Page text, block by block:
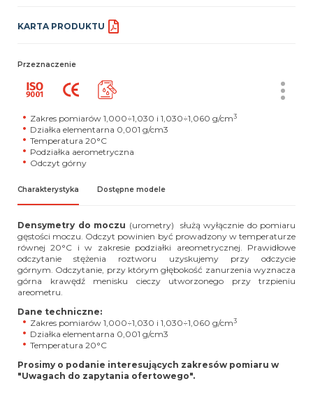
KARTA PRODUKTU
Przeznaczenie
Zakres pomiarów 1,000÷1,030 i 1,030÷1,060 g/cm3
Działka elementarna 0,001 g/cm3
Temperatura 20°C
Podziałka aerometryczna
Odczyt górny
Charakterystyka Dostępne modele
Densymetry do moczu (urometry) służą wyłącznie do pomiaru
gęstości moczu. Odczyt powinien być prowadzony w temperaturze
równej 20°C i w zakresie podziałki areometrycznej. Prawidłowe
odczytanie stężenia roztworu uzyskujemy przy odczycie
górnym. Odczytanie, przy którym głębokość zanurzenia wyznacza
górna krawędź menisku cieczy utworzonego przy trzpieniu
areometru.
Dane techniczne:
Zakres pomiarów 1,000÷1,030 i 1,030÷1,060 g/cm3
Działka elementarna 0,001 g/cm3
Temperatura 20°C
Prosimy o podanie interesujących zakresów pomiaru w
"Uwagach do zapytania ofertowego".